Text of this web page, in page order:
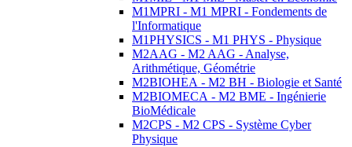
M1MPRI - M1 MPRI - Fondements de
l'Informatique
M1PHYSICS - M1 PHYS - Physique
M2AAG - M2 AAG - Analyse,
Arithmétique, Géométrie
M2BIOHEA - M2 BH - Biologie et Santé
M2BIOMECA - M2 BME - Ingénierie
BioMédicale
M2CPS - M2 CPS - Système Cyber
Physique